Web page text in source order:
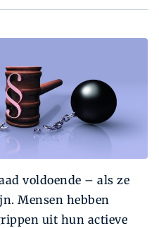
voldoende – als ze
Mensen hebben
uit hun actieve